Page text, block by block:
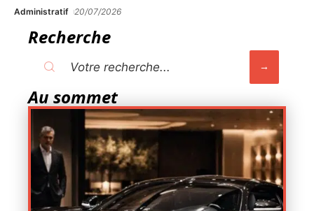
Administratif 20/07/2026
Recherche
Au sommet